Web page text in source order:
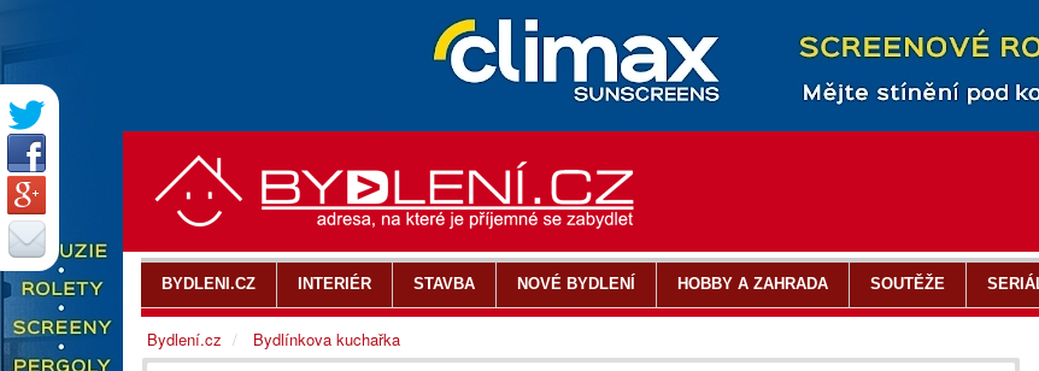
BYDLENI.CZ INTERIÉR STAVBA NOVÉ BYDLENÍ HOBBY A ZAHRADA SOUTĚŽE
Bydlení.cz Bydlínkova kuchařka